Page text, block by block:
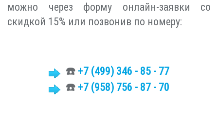
можно через форму онлайн-заявки со
скидкой 15% или позвонив по номеру:
☎️ +7 (499) 346 - 85 - 77
☎️ +7 (958) 756 - 87 - 70